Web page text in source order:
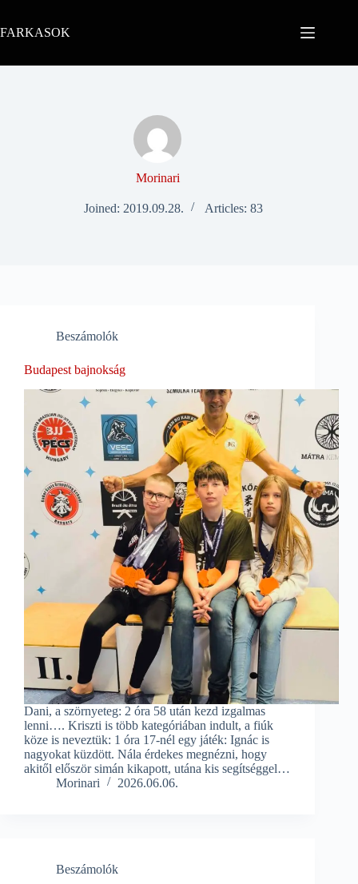
content
FARKASOK
Morinari
Joined: 2019.09.28. Articles: 83
Beszámolók
Budapest bajnokság
Dani, a szörnyeteg: 2 óra 58 után kezd izgalmas
lenni…. Kriszti is több kategóriában indult, a fiúk
köze is neveztük: 1 óra 17-nél egy játék: Ignác is
nagyokat küzdött. Nála érdekes megnézni, hogy
akitől először simán kikapott, utána kis segítséggel…
Morinari
2026.06.06.
Beszámolók